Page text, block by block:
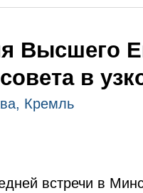
Высшего
в
Кремль
встречи в